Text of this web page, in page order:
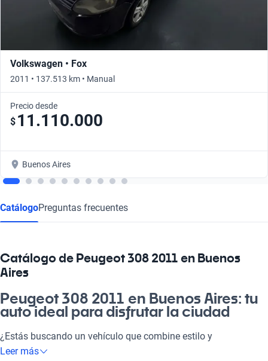
Volkswagen • Fox
2011 • 137.513 km • Manual
Precio desde
$ 11.110.000
Buenos Aires
CatálogoPreguntas frecuentes
Catálogo de Peugeot 308 2011 en Buenos
Aires
Peugeot 308 2011 en Buenos Aires: tu
auto ideal para disfrutar la ciudad
¿Estás buscando un vehículo que combine estilo y
funcionalidad? El Peugeot 308 2011 en Buenos Aires es la
Leer más